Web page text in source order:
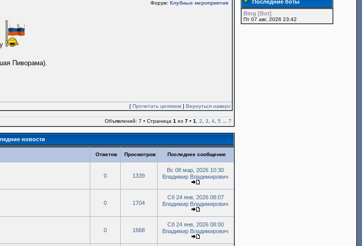
Форум: Клубные мероприятия
Пиворама).
[ Прочитать целиком] Вернуться наверх
Объявлений: 7 • Страница 1 из 7• 1 2 3 4, 5 7
новости
Ответов Просмотров Последнее сообщение
0 1339
Вс 08 мар, 2026 10:30
Владимир Владимирович
0 1704
Сб 24 янв, 2026 08:07
Владимир Владимирович
0 1668
Сб 24 янв, 2026 08:00
Владимир Владимирович
Последние боты
Bing [Bot]
Пт 07 авг, 2026 23:42